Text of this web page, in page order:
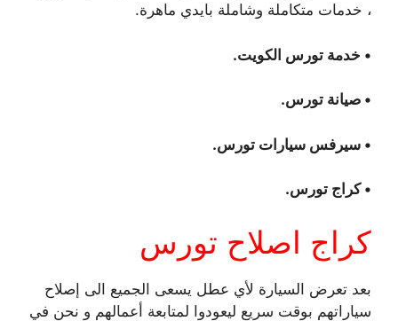
، خدمات متكاملة وشاملة بايدي ماهرة.
• خدمة تورس الكويت.
• صيانة تورس.
• سيرفس سيارات تورس.
• كراج تورس.
كراج اصلاح تورس
بعد تعرض السيارة لأي عطل يسعى الجميع الى إصلاح
سياراتهم بوقت سريع ليعودوا لمتابعة أعمالهم و نحن في